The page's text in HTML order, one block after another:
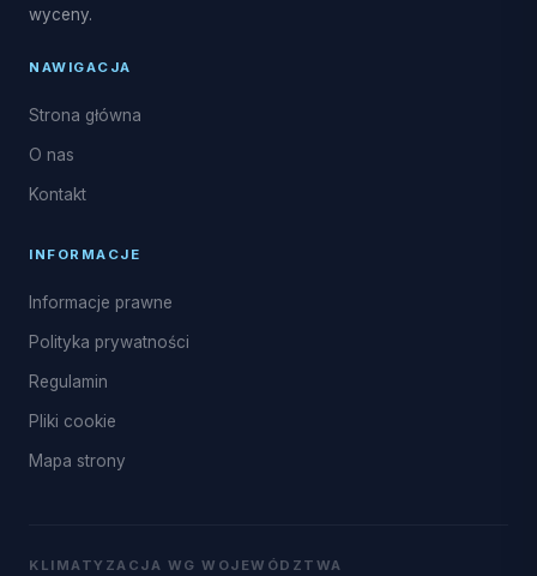
wyceny.
NAWIGACJA
Strona główna
O nas
Kontakt
INFORMACJE
Informacje prawne
Polityka prywatności
Regulamin
Pliki cookie
Mapa strony
KLIMATYZACJA WG WOJEWÓDZTWA